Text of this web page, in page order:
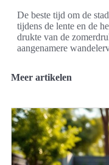
De beste tijd om de
tijdens de lente en de
drukte van de
aangenamere
Meer artikelen